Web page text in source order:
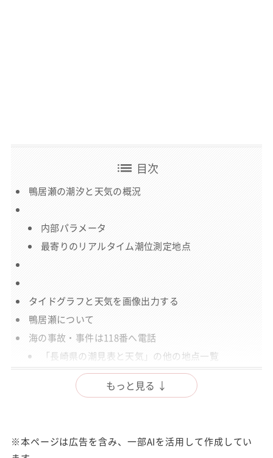
list 目次
鴨居瀬の潮汐と天気の概況
内部パラメータ
最寄りのリアルタイム潮位測定地点
タイドグラフと天気を画像出力する
鴨居瀬について
海の事故・事件は118番へ電話
「長崎県の潮見表と天気」の他の地点一覧
もっと見る ↓
※本ページは広告を含み、一部AIを活用して作成してい